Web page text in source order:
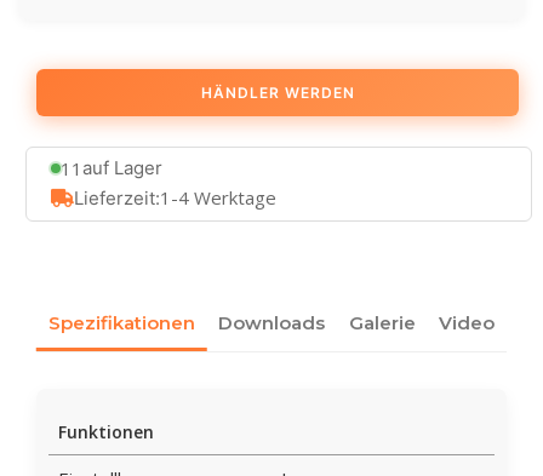
HÄNDLER WERDEN
11 auf Lager
Lieferzeit:1-4 Werktage
Spezifikationen Downloads Galerie Video
Funktionen